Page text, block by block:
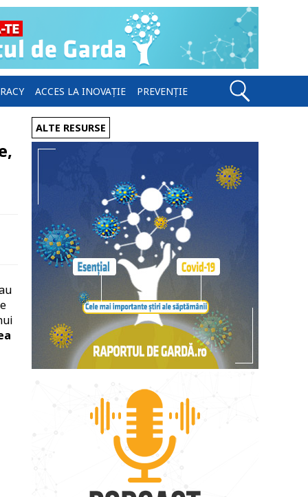
ACCES LA INOVAȚIE PREVENȚIE
ALTE RESURSE